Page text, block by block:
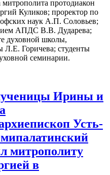
протодиакон
Куликов; проректор по
наук А.П. Соловьев;
АПДС В.В. Дударева;
духовной школы,
Л.Е. Горичева; студенты
семинарии.
Ирины и
Усть-
митрополиту
в